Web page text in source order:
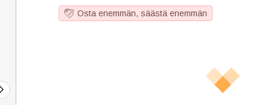
Osta enemmän, säästä enemmän